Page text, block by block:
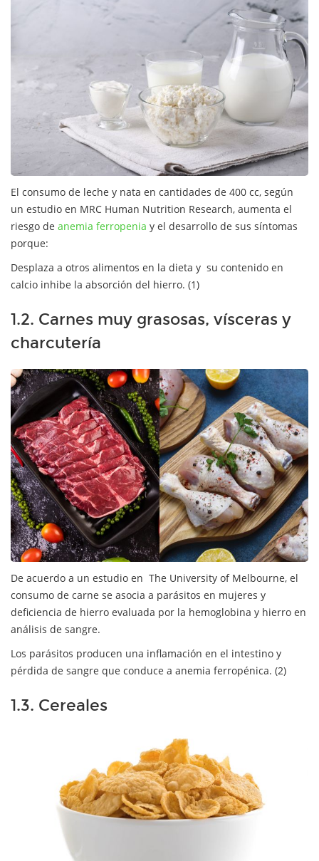
El consumo de leche y nata en cantidades de 400 cc, según
un estudio en MRC Human Nutrition Research, aumenta el
riesgo de anemia ferropenia y el desarrollo de sus síntomas
porque:
Desplaza a otros alimentos en la dieta y su contenido en
calcio inhibe la absorción del hierro. (1)
1.2. Carnes muy grasosas, vísceras y
charcutería
De acuerdo a un estudio en The University of Melbourne, el
consumo de carne se asocia a parásitos en mujeres y
deficiencia de hierro evaluada por la hemoglobina y hierro en
análisis de sangre.
Los parásitos producen una inflamación en el intestino y
pérdida de sangre que conduce a anemia ferropénica. (2)
1.3. Cereales